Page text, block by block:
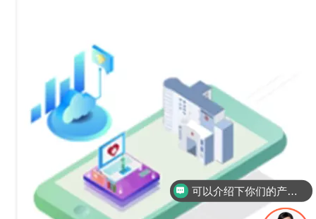
可以介绍下你们的产品么？